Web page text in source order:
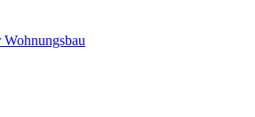
Wohnungsbau